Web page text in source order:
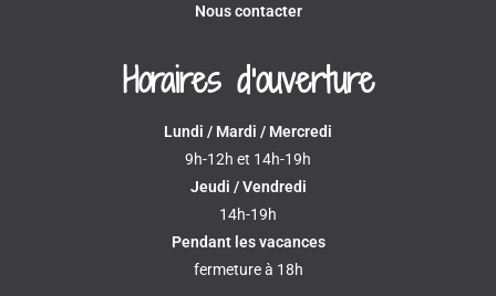
Nous contacter
Horaires d'ouverture
Lundi / Mardi / Mercredi
9h-12h et 14h-19h
Jeudi / Vendredi
14h-19h
Pendant les vacances
fermeture à 18h